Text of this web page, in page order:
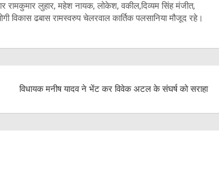
रामकुमार लुहार, महेश नायक, लोकेश, वकील,दिव्यम सिंह मंजीत,
विकास ढबास रामस्वरुप चेलरवाल कार्तिक पलसानिया मौजूद रहे।
विधायक मनीष यादव ने भेंट कर विवेक अटल के संघर्ष को सराहा